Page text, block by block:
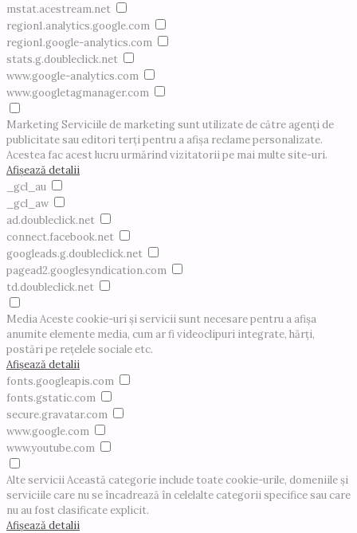
mstat.acestream.net
region1.analytics.google.com
region1.google-analytics.com
stats.g.doubleclick.net
www.google-analytics.com
www.googletagmanager.com
MarketingServiciile de marketing sunt utilizate de către agenți de
publicitate sau editori terți pentru a afișa reclame personalizate.
Acestea fac acest lucru urmărind vizitatorii pe mai multe site-uri.
Afișează detalii
_gcl_au
_gcl_aw
ad.doubleclick.net
connect.facebook.net
googleads.g.doubleclick.net
pagead2.googlesyndication.com
td.doubleclick.net
MediaAceste cookie-uri și servicii sunt necesare pentru a afișa
anumite elemente media, cum ar fi videoclipuri integrate, hărți,
postări pe rețelele sociale etc.
Afișează detalii
fonts.googleapis.com
fonts.gstatic.com
secure.gravatar.com
www.google.com
www.youtube.com
Alte serviciiAceastă categorie include toate cookie-urile, domeniile și
serviciile care nu se încadrează în celelalte categorii specifice sau care
nu au fost clasificate explicit.
Afișează detalii